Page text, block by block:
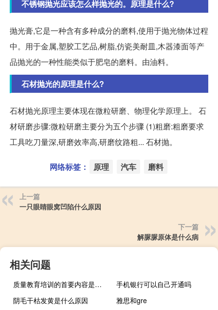
不锈钢抛光应该怎么样抛光的。原理是什么?
抛光膏,它是一种含有多种成分的磨料,使用于抛光物体过程
中。用于金属,塑胶工艺品,树脂,仿瓷美耐皿,木器漆面等产
品抛光的一种性能类似于肥皂的磨料。由油料。
石材抛光的原理是什么?
石材抛光原理主要体现在微粒研磨、物理化学原理上。 石
材研磨步骤:微粒研磨主要分为五个步骤 (1)粗磨:粗磨要求
工具吃刀量深,研磨效率高,研磨纹路粗... 石材抛。
网络标签： 原理 汽车 磨料
上一篇
一只眼睛眼窝凹陷什么原因
下一篇
解脲脲原体是什么病
相关问题
质量教育培训的首要内容是什么
手机银行可以自己开通吗
阴毛干枯发黄是什么原因
雅思和gre